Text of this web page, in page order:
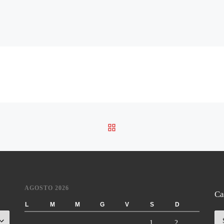
AGOSTO 2026
L M M G V S D
1 2